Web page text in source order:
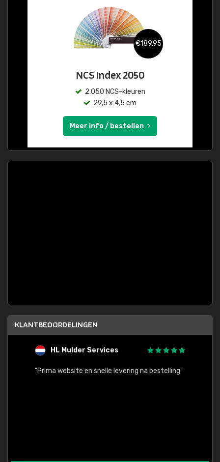
€189,95
NCS Index 2050
2.050 NCS-kleuren
29,5 x 4,5 cm
Meer info / bestellen
KLANTBEOORDELINGEN
HL Mulder Services
"Prima website en snelle levering na bestelling"